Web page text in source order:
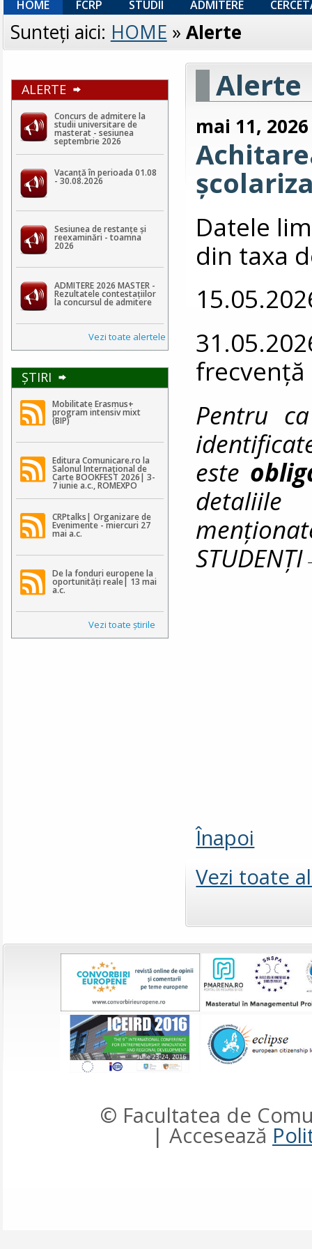
HOME FCRP STUDII ADMITERE
Sunteţi aici: HOME » Alerte
ALERTE
Concurs de admitere la
studii universitare de
masterat - sesiunea
septembrie 2026
Vacanță în perioada 01.08
- 30.08.2026
Sesiunea de restanțe și
reexaminări - toamna
2026
ADMITERE 2026 MASTER -
Rezultatele contestaţiilor
la concursul de admitere
Vezi toate alertele
ŞTIRI
Mobilitate Erasmus+
program intensiv mixt
(BIP)
Editura Comunicare.ro la
Salonul Internațional de
Carte BOOKFEST 2026| 3-
7 iunie a.c., ROMEXPO
CRPtalks| Organizare de
Evenimente - miercuri 27
mai a.c.
De la fonduri europene la
oportunități reale| 13 mai
a.c.
Vezi toate ştirile
Alerte
mai 11, 2026
Datele
din taxa
Pentru
este
Înapoi
Vezi toate
© Facultatea de
| Accesează